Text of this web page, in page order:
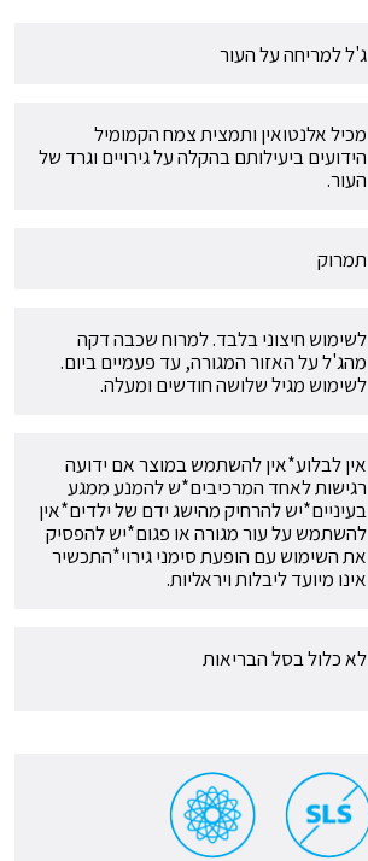
ג'ל למריחה על העור
מכיל אלנטואין ותמצית צמח הקמומיל
הידועים ביעילותם בהקלה על גירויים וגרד של
העור.
תמרוק
לשימוש חיצוני בלבד. למרוח שכבה דקה
מהג'ל על האזור המגורה, עד פעמיים ביום.
לשימוש מגיל שלושה חודשים ומעלה.
אין לבלוע*אין להשתמש במוצר אם ידועה
רגישות לאחד המרכיבים*ש להמנע ממגע
בעיניים*יש להרחיק מהישג ידם של ילדים*אין
להשתמש על עור מגורה או פגום*יש להפסיק
את השימוש עם הופעת סימני גירוי*התכשיר
אינו מיועד ליבלות ויראליות.
לא כלול בסל הבריאות